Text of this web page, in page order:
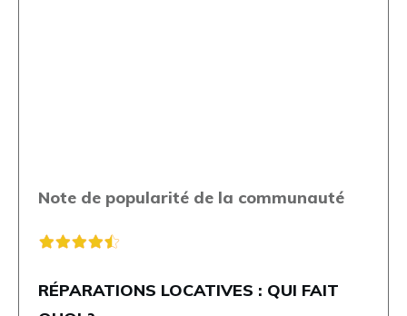
Note de popularité de la communauté
RÉPARATIONS LOCATIVES : QUI FAIT